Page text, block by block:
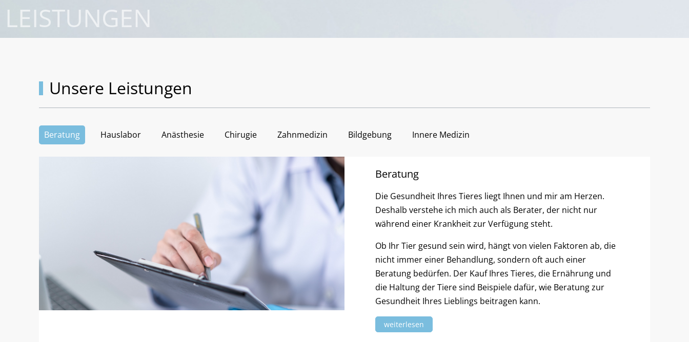
LEISTUNGEN
Unsere Leistungen
Beratung Hauslabor Anästhesie Chirugie Zahnmedizin Bildgebung Innere Medizin
Beratung
Die Gesundheit Ihres Tieres liegt Ihnen und mir am Herzen.
Deshalb verstehe ich mich auch als Berater, der nicht nur
während einer Krankheit zur Verfügung steht.
Ob Ihr Tier gesund sein wird, hängt von vielen Faktoren ab, die
nicht immer einer Behandlung, sondern oft auch einer
Beratung bedürfen. Der Kauf Ihres Tieres, die Ernährung und
die Haltung der Tiere sind Beispiele dafür, wie Beratung zur
Gesundheit Ihres Lieblings beitragen kann.
weiterlesen